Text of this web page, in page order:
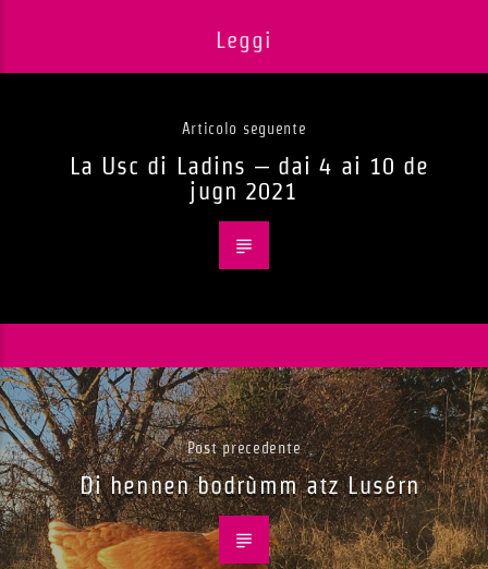
Leggi
Articolo seguente
La Usc di Ladins – dai 4 ai 10 de
jugn 2021
Post precedente
Di hennen bodrùmm atz Lusérn